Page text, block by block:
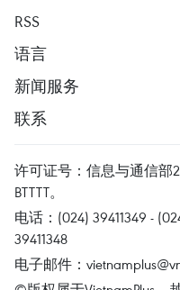
RSS
语言
新闻服务
联系
许可证号：信息与通信部
BTTTT。
电话：(024) 39411349 -
39411348
电子邮件：